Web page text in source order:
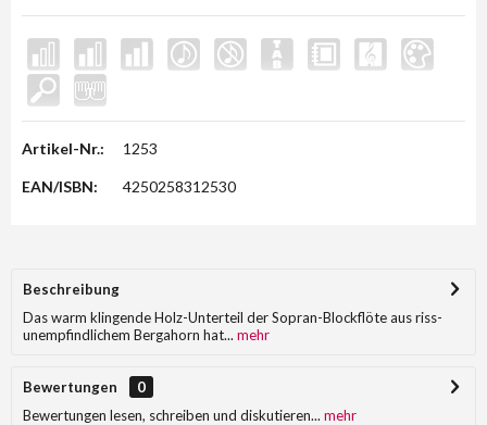
Artikel-Nr.: 1253
EAN/ISBN: 4250258312530
Beschreibung
Das warm klingende Holz-Unterteil der Sopran-Blockflöte aus riss-
unempfindlichem Bergahorn hat... mehr
Bewertungen
0
Bewertungen lesen, schreiben und diskutieren... mehr